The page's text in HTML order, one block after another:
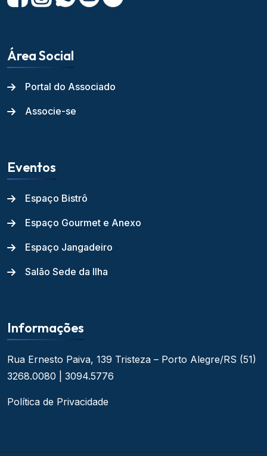
Área Social
Portal do Associado
Associe-se
Eventos
Espaço Bistrô
Espaço Gourmet e Anexo
Espaço Jangadeiro
Salão Sede da Ilha
Informações
Rua Ernesto Paiva, 139 Tristeza – Porto Alegre/RS (51)
3268.0080 | 3094.5776
Política de Privacidade